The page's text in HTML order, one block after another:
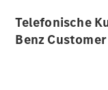
Telefonische
Benz